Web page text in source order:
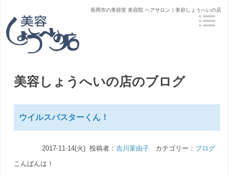
長岡市の美容室 美容院 ヘアサロン｜美容しょうへいの店
美容しょうへいの店のブログ
ウイルスバスターくん！
2017-11-14(火) 投稿者： 吉川茉由子カテゴリー： ブログ
こんばんは！